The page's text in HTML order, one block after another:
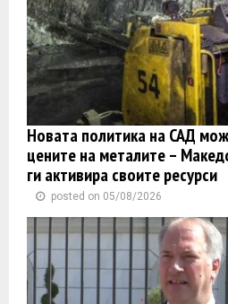
Новата политика на САД
цените на металите –
ги активира своите ресурси
posted on 05/08/2026